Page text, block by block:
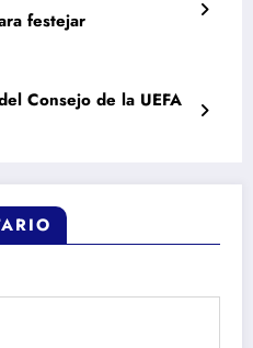
festejar
Consejo de la UEFA